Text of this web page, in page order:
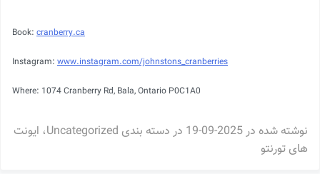
Book: cranberry.ca
Instagram: www.instagram.com/johnstons_cranberries
Where: 1074 Cranberry Rd, Bala, Ontario P0C1A0
نوشته شده در2025-09-19 در دسته بندی Uncategorized، ایونت
های تورنتو